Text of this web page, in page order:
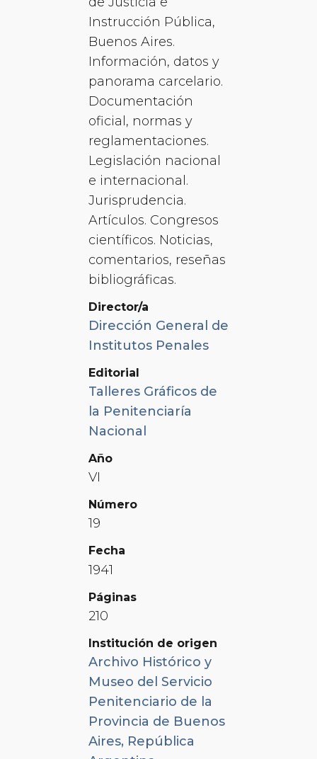
Instrucción Pública,
Buenos Aires.
Información, datos y
panorama carcelario.
Documentación
oficial, normas y
reglamentaciones.
Legislación nacional
e internacional.
Jurisprudencia.
Artículos. Congresos
científicos. Noticias,
comentarios, reseñas
bibliográficas.
Director/a
Dirección General de
Institutos Penales
Editorial
Talleres Gráficos de
la Penitenciaría
Nacional
Año
VI
Número
19
Fecha
1941
Páginas
210
Institución de origen
Archivo Histórico y
Museo del Servicio
Penitenciario de la
Provincia de Buenos
Aires, República